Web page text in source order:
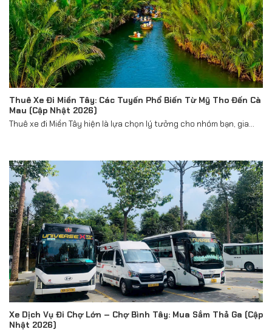
Thuê Xe Đi Miền Tây: Các Tuyến Phổ Biến Từ Mỹ Tho Đến Cà
Mau (Cập Nhật 2026)
Thuê xe đi Miền Tây hiện là lựa chọn lý tưởng cho nhóm bạn, gia...
Xe Dịch Vụ Đi Chợ Lớn – Chợ Bình Tây: Mua Sắm Thả Ga (Cập
Nhật 2026)